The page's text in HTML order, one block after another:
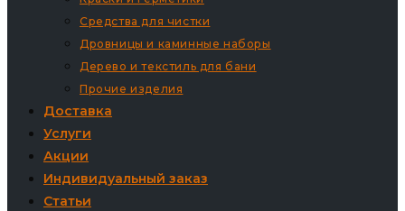
Средства для чистки
Дровницы и каминные наборы
Дерево и текстиль для бани
Прочие изделия
Доставка
Услуги
Акции
Индивидуальный заказ
Статьи